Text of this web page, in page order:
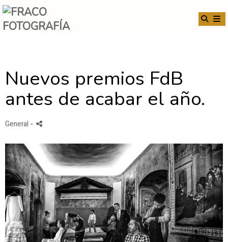
Nuevos premios FdB
antes de acabar el año.
General -